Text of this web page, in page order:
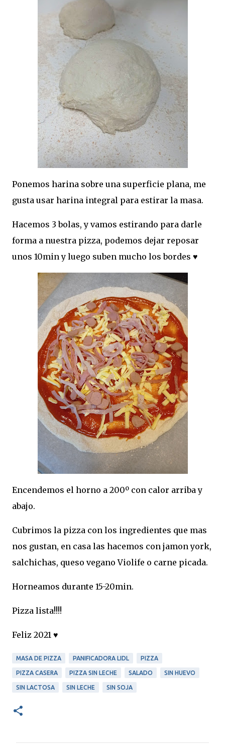
Ponemos harina sobre una superficie plana, me
gusta usar harina integral para estirar la masa.
Hacemos 3 bolas, y vamos estirando para darle
forma a nuestra pizza, podemos dejar reposar
unos 10min y luego suben mucho los bordes ♥
Encendemos el horno a 200º con calor arriba y
abajo.
Cubrimos la pizza con los ingredientes que mas
nos gustan, en casa las hacemos con jamon york,
salchichas, queso vegano Violife o carne picada.
Horneamos durante 15-20min.
Pizza lista!!!!
Feliz 2021 ♥
MASA DE PIZZA PANIFICADORA LIDL PIZZA
PIZZA CASERA PIZZA SIN LECHE SALADO SIN HUEVO
SIN LACTOSA SIN LECHE SIN SOJA